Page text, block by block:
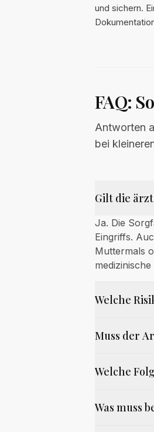
und sichern.
FAQ:
Antworten
bei
Gilt die
Ja. Die
Eingriffs.
Muttermals
Welche
Muss der
Welche
Was muss